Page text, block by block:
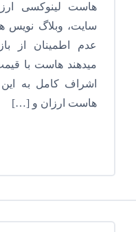
هاست لینوکسی
سایت، وبلاگ نویس
عدم اطمینان از
میدهند هاست با
اشراف کامل به این
هاست ارزان و […]